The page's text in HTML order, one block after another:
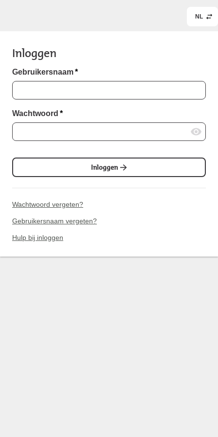
NL
Inloggen
Gebruikersnaam*
Wachtwoord *
Inloggen
Wachtwoord vergeten?
Gebruikersnaam vergeten?
Hulp bij inloggen